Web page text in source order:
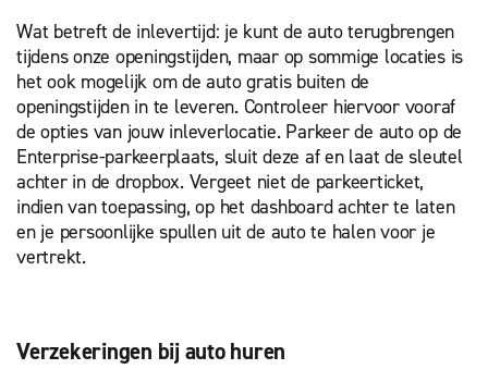
Wat betreft de inlevertijd: je kunt de auto terugbrengen
tijdens onze openingstijden, maar op sommige locaties is
het ook mogelijk om de auto gratis buiten de
openingstijden in te leveren. Controleer hiervoor vooraf
de opties van jouw inleverlocatie. Parkeer de auto op de
Enterprise-parkeerplaats, sluit deze af en laat de sleutel
achter in de dropbox. Vergeet niet de parkeerticket,
indien van toepassing, op het dashboard achter te laten
en je persoonlijke spullen uit de auto te halen voor je
vertrekt.
Verzekeringen bij auto huren